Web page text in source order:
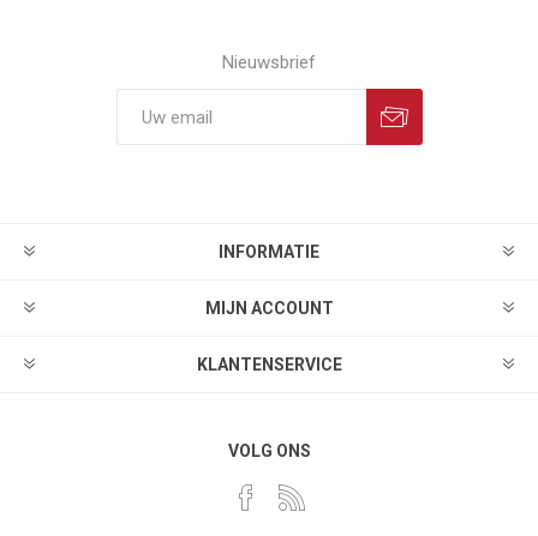
Nieuwsbrief
INFORMATIE
MIJN ACCOUNT
KLANTENSERVICE
VOLG ONS